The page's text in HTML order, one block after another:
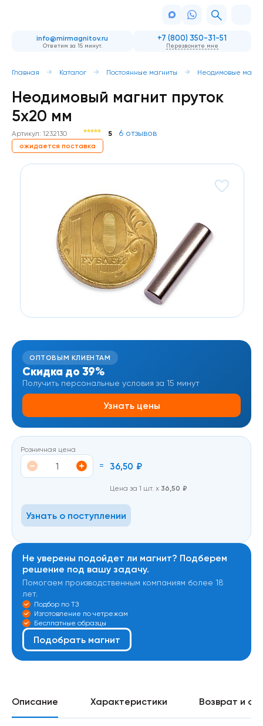
info@mirmagnitov.ru
Ответим за 15 минут.
+7 (800) 350-31-51
Перезвоните мне
Главная Каталог Постоянные магниты Неодимовые
Неодимовый магнит пруток
5х20 мм
Артикул: 1232130 5 6 отзывов
ожидается поставка
ОПТОВЫМ КЛИЕНТАМ
Скидка до 39%
Получить персональные условия за 15 минут
Узнать цены
Розничная цена
= 36,50 ₽
Цена за 1 шт. х 36,50 ₽
Узнать о поступлении
Не уверены подойдет ли магнит? Подберем
решение под вашу задачу.
Помогаем производственным компаниям более 18
лет.
Подбор по ТЗ
Изготовление по четрежам
Беслпатные образцы
Подобрать магнит
Описание Характеристики Возврат и